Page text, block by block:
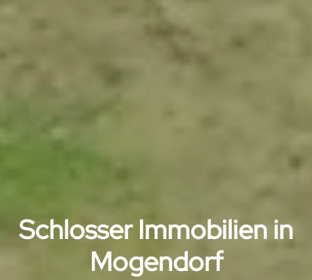
Schlosser Immobilien in
Mogendorf